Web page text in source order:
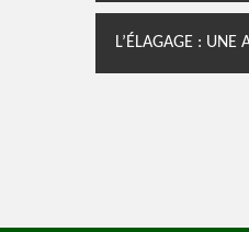
L’ÉLAGAGE : UNE